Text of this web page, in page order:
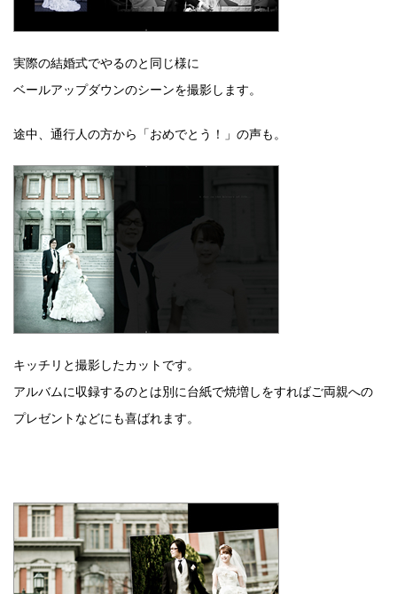
実際の結婚式でやるのと同じ様に
ベールアップダウンのシーンを撮影します。
途中、通行人の方から「おめでとう！」の声も。
キッチリと撮影したカットです。
アルバムに収録するのとは別に台紙で焼増しをすればご両親への
プレゼントなどにも喜ばれます。